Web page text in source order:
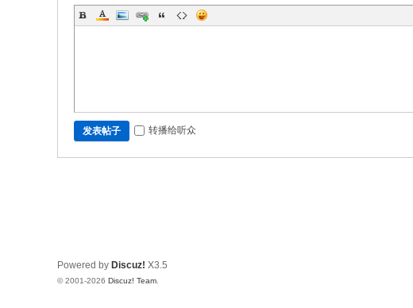
发表帖子 转播给听众
Powered by Discuz! X3.5
© 2001-2026 Discuz! Team